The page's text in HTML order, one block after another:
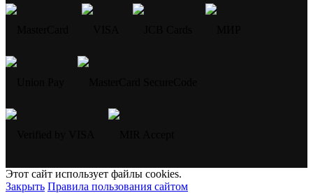
Этот сайт использует файлы cookies.
Закрыть Правила пользования сайтом